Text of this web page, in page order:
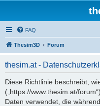
FAQ
Thesim3D Forum
thesim.at -
Diese Richtlinie beschreibt,
(„https://www.thesim.at/
Daten verwendet, die